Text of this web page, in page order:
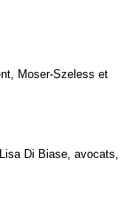
Moser-Szeless et
Di Biase, avocats,